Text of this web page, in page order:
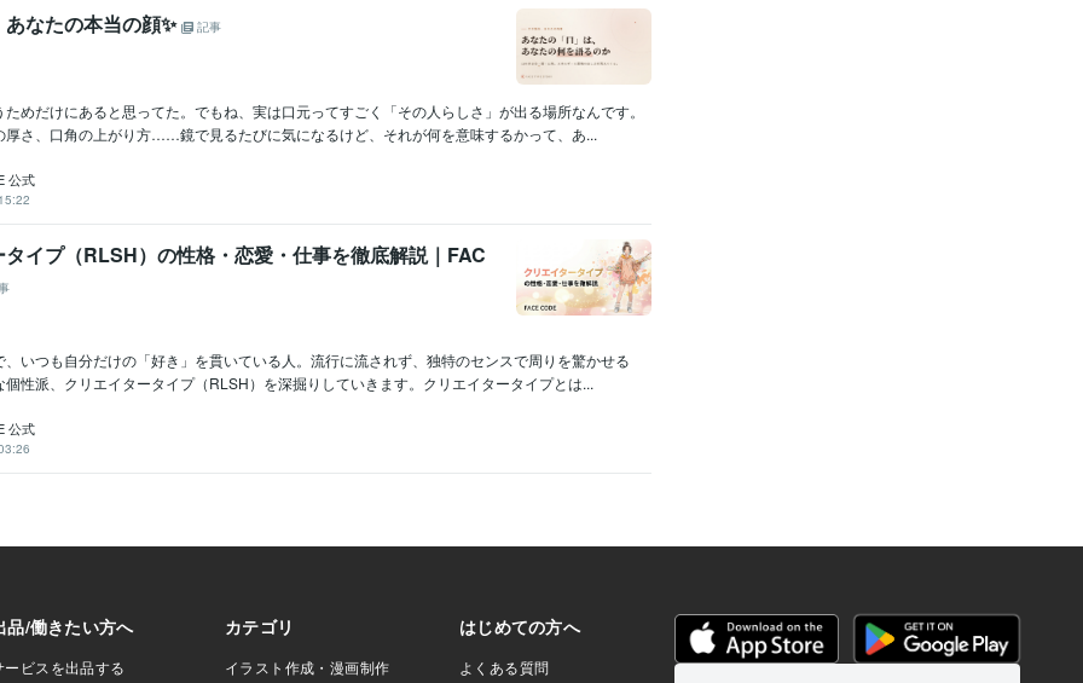
なたの本当の顔✨ 記事
めだけにあると思ってた。でもね、実は口元ってすごく「その人らしさ」が出る場所なんです。
厚さ、口角の上がり方……鏡で見るたびに気になるけど、それが何を意味するかって、あ...
公式
イプ（RLSH）の性格・恋愛・仕事を徹底解説｜FAC
、いつも自分だけの「好き」を貫いている人。流行に流されず、独特のセンスで周りを驚かせる
個性派、クリエイタータイプ（RLSH）を深掘りしていきます。クリエイタータイプとは...
公式